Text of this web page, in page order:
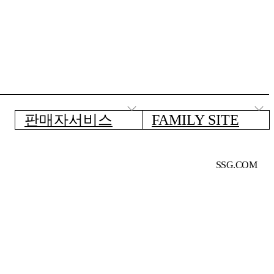
판매자서비스 FAMILY SITE
SSG.COM